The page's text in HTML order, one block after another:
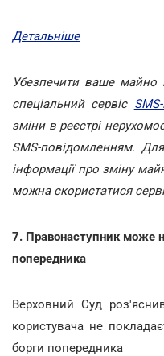
Детальніше
Убезпечити ваше майно
спеціальний сервіс
зміни в реєстрі
SMS-повідомленням.
інформації про зміну
можна скористатися
7. Правонаступник може
попередника
Верховний Суд
користувача не
борги попередника